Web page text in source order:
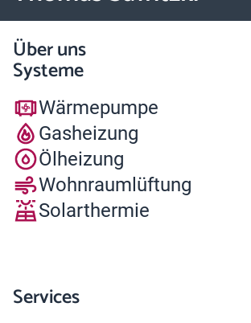
Über uns
Systeme
Wärmepumpe
Gasheizung
Ölheizung
Wohnraumlüftung
Solarthermie
Services